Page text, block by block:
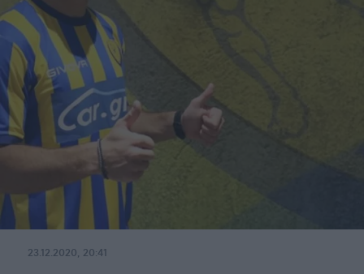
23.12.2020, 20:41